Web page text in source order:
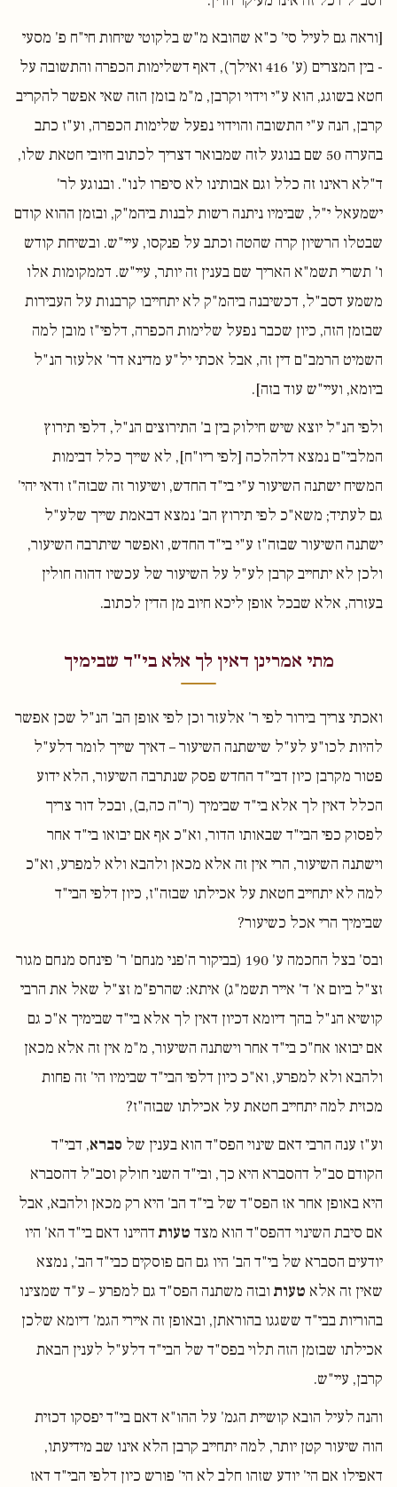
[וראה גם לעיל סי' כ"א שהובא מ"ש בלקוטי שיחות חי"ח פ' מסעי
- בין המצרים (ע' 416 ואילך), דאף דשלימות הכפרה והתשובה על
חטא בשוגג, הוא ע"י וידוי וקרבן, מ"מ בזמן הזה שאי אפשר להקריב
קרבן, הנה ע"י התשובה והוידוי נפעל שלימות הכפרה, וע"ז כתב
בהערה 50 שם בנוגע לזה שמבואר דצריך לכתוב חיובי חטאת שלו,
ד"לא ראינו זה כלל וגם אבותינו לא סיפרו לנו". ובנוגע לר'
ישמעאל י"ל, שבימיו ניתנה רשות לבנות ביהמ"ק, ובזמן ההוא קודם
שבטלו הרשיון קרה שהטה וכתב על פנקסו, עיי"ש. ובשיחת קודש
ו' תשרי תשמ"א האריך שם בענין זה יותר, עיי"ש. דממקומות אלו
משמע דסב"ל, דכשיבנה ביהמ"ק לא יתחייבו קרבנות על העבירות
שבזמן הזה, כיון שכבר נפעל שלימות הכפרה, דלפי"ז מובן למה
השמיט הרמב"ם דין זה, אבל אכתי יל"ע מדינא דר' אלעזר הנ"ל
ביומא, ועיי"ש עוד בזה].
ולפי הנ"ל יוצא שיש חילוק בין ב' התירוצים הנ"ל, דלפי תירוץ
המלבי"ם נמצא דלהלכה [לפי ריו"ח], לא שייך כלל דבימות
המשיח ישתנה השיעור ע"י בי"ד החדש, ושיעור זה שבזה"ז ודאי יהי'
גם לעתיד; משא"כ לפי תירוץ הב' נמצא דבאמת שייך שלע"ל
ישתנה השיעור שבזה"ז ע"י בי"ד החדש, ואפשר שיתרבה השיעור,
ולכן לא יתחייב קרבן לע"ל על השיעור של עכשיו דהוה חולין
בעזרה, אלא שבכל אופן ליכא חיוב מן הדין לכתוב.
מתי אמרינן דאין לך אלא בי"ד שבימיך
ואכתי צריך בירור לפי ר' אלעזר וכן לפי אופן הב' הנ"ל שכן אפשר
להיות לכו"ע לע"ל שישתנה השיעור – דאיך שייך לומר דלע"ל
פטור מקרבן כיון דבי"ד החדש פסק שנתרבה השיעור, הלא ידוע
הכלל דאין לך אלא בי"ד שבימיך (ר"ה כה,ב), ובכל דור צריך
לפסוק כפי הבי"ד שבאותו הדור, וא"כ אף אם יבואו בי"ד אחר
וישתנה השיעור, הרי אין זה אלא מכאן ולהבא ולא למפרע, וא"כ
למה לא יתחייב חטאת על אכילתו שבזה"ז, כיון דלפי הבי"ד
שבימיך הרי אכל כשיעור?
ובס' בצל החכמה ע' 190 (בביקור ה'פני מנחם' ר' פינחס מנחם מגור
זצ"ל ביום א' ד' אייר תשמ"ג) איתא: שהרפ"מ זצ"ל שאל את הרבי
קושיא הנ"ל בהך דיומא דכיון דאין לך אלא בי"ד שבימיך א"כ גם
אם יבואו אח"כ בי"ד אחר וישתנה השיעור, מ"מ אין זה אלא מכאן
ולהבא ולא למפרע, וא"כ כיון דלפי הבי"ד שבימיו הי' זה פחות
מכזית למה יתחייב חטאת על אכילתו שבזה"ז?
וע"ז ענה הרבי דאם שינוי הפס"ד הוא בענין של סברא, דבי"ד
הקודם סב"ל דהסברא היא כך, ובי"ד השני חולק וסב"ל דהסברא
היא באופן אחר אז הפס"ד של בי"ד הב' היא רק מכאן ולהבא, אבל
אם סיבת השינוי דהפס"ד הוא מצד טעות דהיינו דאם בי"ד הא' היו
יודעים הסברא של בי"ד הב' היו גם הם פוסקים כבי"ד הב', נמצא
שאין זה אלא טעות ובזה משתנה הפס"ד גם למפרע – ע"ד שמצינו
בהוריות בבי"ד ששגגו בהוראתן, ובאופן זה איירי הגמ' דיומא שלכן
אכילתו שבזמן הזה תלוי בפס"ד של הבי"ד דלע"ל לענין הבאת
קרבן, עיי"ש.
והנה לעיל הובא קושיית הגמ' על ההו"א דאם בי"ד יפסקו דכזית
הוה שיעור קטן יותר, למה יתחייב קרבן הלא אינו שב מידיעתו,
דאפילו אם הי' יודע שזהו חלב לא הי' פורש כיון דלפי הבי"ד דאז